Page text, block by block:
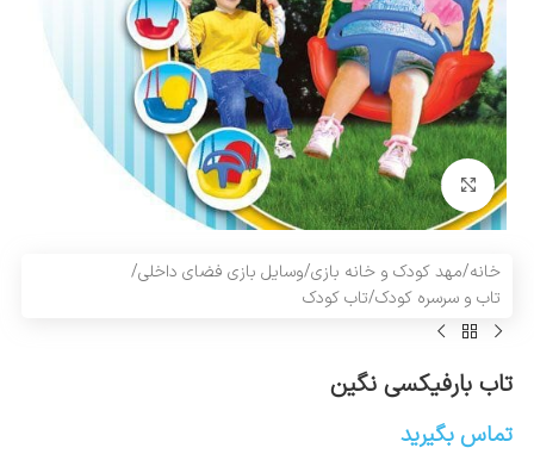
بزرگنمایی تصویر
خانه/مهد کودک و خانه بازی/وسایل بازی فضای داخلی/
تاب و سرسره کودک/تاب کودک
تاب بارفیکسی نگین
تماس بگیرید